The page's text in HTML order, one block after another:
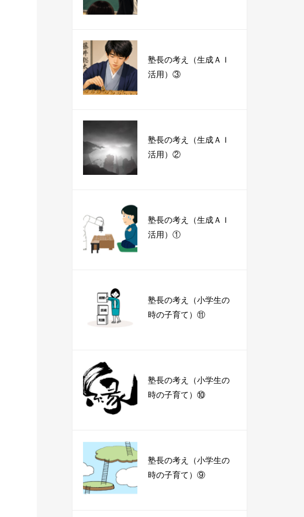
塾長の考え（生成ＡＩ
活用）③
塾長の考え（生成ＡＩ
活用）②
塾長の考え（生成ＡＩ
活用）①
塾長の考え（小学生の
時の子育て）⑪
塾長の考え（小学生の
時の子育て）⑩
塾長の考え（小学生の
時の子育て）⑨